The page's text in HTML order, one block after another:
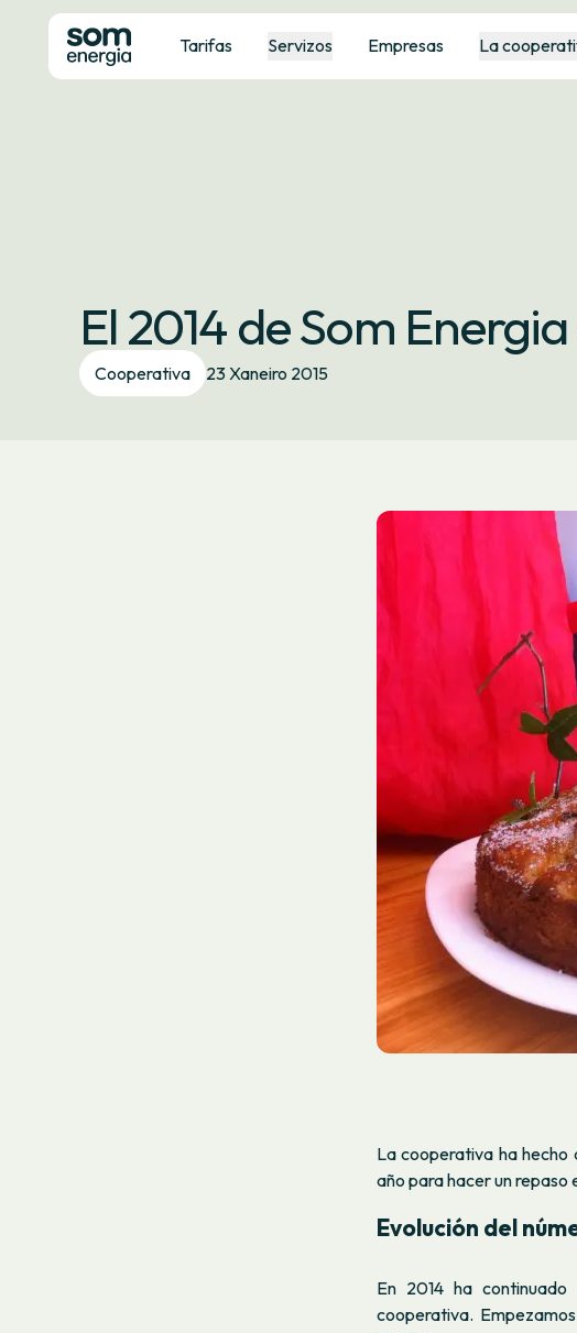
Tarifas Servizos Empresas La
El 2014 de Som
Cooperativa 23 Xaneiro 2015
La cooperativa ha hecho
año para hacer un repaso
Evolución del
En 2014 ha
cooperativa.